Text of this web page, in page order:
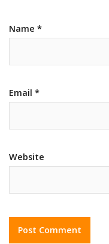
Name *
Email *
Website